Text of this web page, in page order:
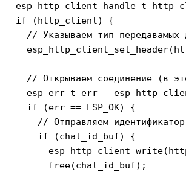
esp_http_client_handle_t
  if (http_client) {
// Указываем тип передавамых
// Открываем соединение (в
esp_err_t err =
    if (err == ESP_OK) {
// Отправляем
      if (chat_id_buf) {
        free(chat_id_buf);